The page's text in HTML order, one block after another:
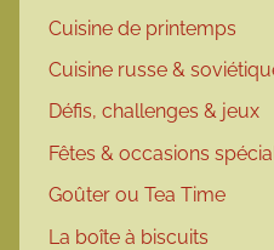
Cuisine de printemps
Cuisine russe &
Défis, challenges & jeux
Fêtes & occasions
Goûter ou Tea Time
La boîte à biscuits